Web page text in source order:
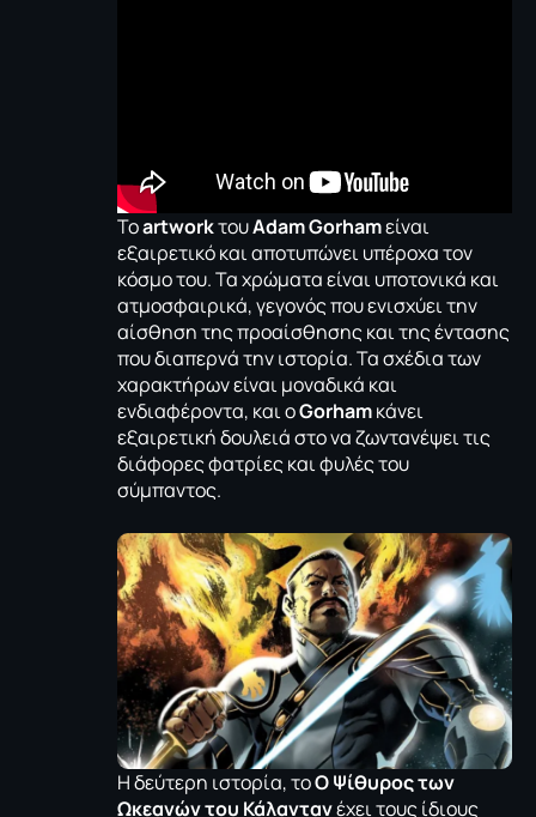
ΤοartworkτουAdam Gorhamείναι
εξαιρετικό και αποτυπώνει υπέροχα τον
κόσμο του. Τα χρώματα είναι υποτονικά και
ατμοσφαιρικά, γεγονός που ενισχύει την
αίσθηση της προαίσθησης και της έντασης
που διαπερνά την ιστορία. Τα σχέδια των
χαρακτήρων είναι μοναδικά και
ενδιαφέροντα, και οGorhamκάνει
εξαιρετική δουλειά στο να ζωντανέψει τις
διάφορες φατρίες και φυλές του
σύμπαντος.
H δεύτερη ιστορία, τοΟΨίθυρος των
Ωκεανών του Κάλαντανέχει τους ίδιους